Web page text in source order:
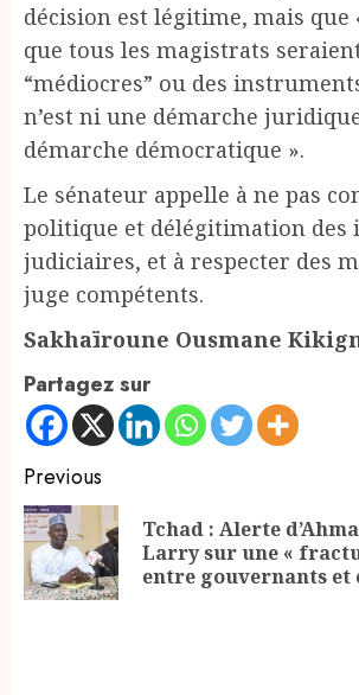
décision est légitime, mais que
que tous les magistrats
“médiocres” ou des
n’est ni une démarche
démarche démocratique ».
Le sénateur appelle à ne pas
politique et délégitimation des
judiciaires, et à respecter des
juge compétents.
Sakhaïroune Ousmane
Partagez sur
Continue
Reading
Previous
Tchad : Alerte
Larry sur une «
entre gouvernants et